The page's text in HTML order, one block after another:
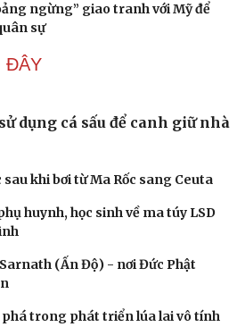
ngừng” giao tranh với Mỹ để
sự
ĐÂY
dụng cá sấu để canh giữ nhà
khi bơi từ Ma Rốc sang Ceuta
huynh, học sinh về ma túy LSD
Sarnath (Ấn Độ) - nơi Đức Phật
phá trong phát triển lúa lai vô tính